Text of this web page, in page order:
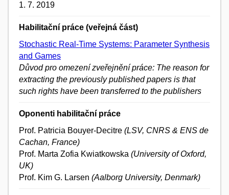
1. 7. 2019
Habilitační práce (veřejná část)
Stochastic Real-Time Systems: Parameter Synthesis
and Games
Důvod pro omezení zveřejnění práce: The reason for
extracting the previously published papers is that
such rights have been transferred to the publishers
Oponenti habilitační práce
Prof. Patricia Bouyer-Decitre (LSV, CNRS & ENS de
Cachan, France)
Prof. Marta Zofia Kwiatkowska (University of Oxford,
UK)
Prof. Kim G. Larsen (Aalborg University, Denmark)